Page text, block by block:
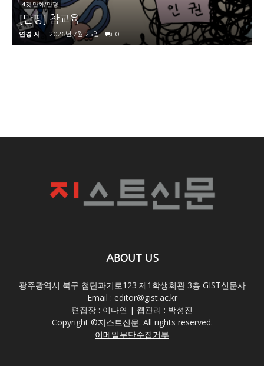
4컷 만화/만평
[만평] 참교육
연경 서 - 2026년 7월 25일 0
ABOUT US
광주광역시 북구 첨단과기로123 제1학생회관 3층 GIST신문사
Email : editor@gist.ac.kr
편집장 : 이다연 | 웹관리 : 박성진
Copyright ©지스트신문. All rights reserved.
이메일무단수집거부